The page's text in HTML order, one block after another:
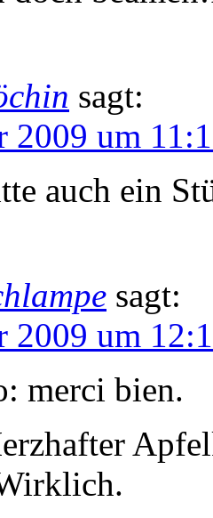
sagt:
2009 um
auch ein
sagt:
2009 um
merci bien.